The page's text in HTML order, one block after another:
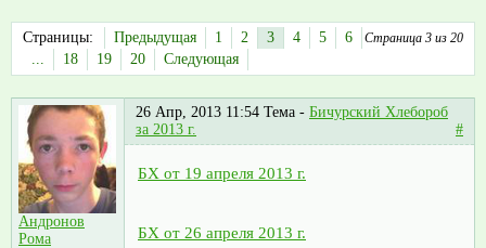
Страница 3 из 20
Страницы: Предыдущая 1 2 3 4 5
6
18 19 20 Следующая
Андронов
Рома
26 Апр, 2013 11:54 Тема - Бичурский Хлебороб
за 2013 г.
#
БХ от 19 апреля 2013 г.
БХ от 26 апреля 2013 г.